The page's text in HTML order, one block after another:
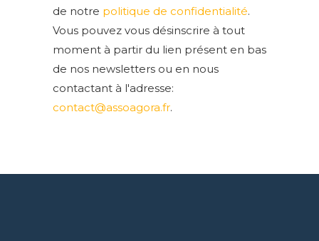
de notre politique de confidentialité.
Vous pouvez vous désinscrire à tout
moment à partir du lien présent en bas
de nos newsletters ou en nous
contactant à l'adresse:
contact@assoagora.fr.